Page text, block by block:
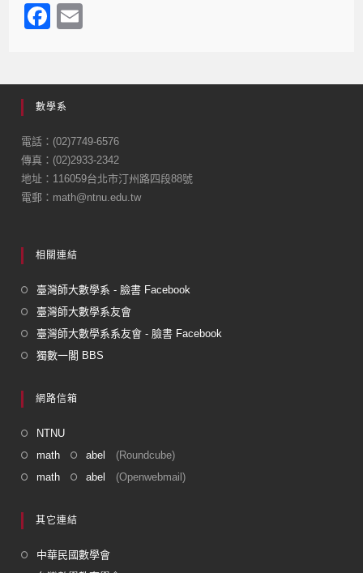
F
e
b
o
o
k
數學系
電話：(02)7749-6576
傳真：(02)2933-2342
地址：116059台北市汀州路四段88號
電郵：math@ntnu.edu.tw
相關連結
臺灣師大數學系 - 臉書 Facebook
臺灣師大數學系友會
臺灣師大數學系系友會 - 臉書 Facebook
獨數一閣 BBS
網路信箱
NTNU
math
abel
(Roundcube)
math
abel (Openwebmail)
其它連結
中華民國數學會